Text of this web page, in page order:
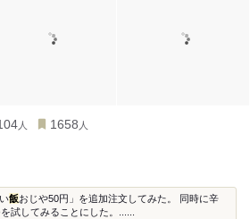
人 1658 人
飯おじや50円」を追加注文してみた。 同時に辛
試してみることにした。......